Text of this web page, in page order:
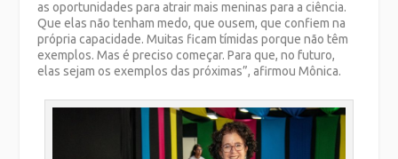
as oportunidades para atrair mais meninas para a ciência.
Que elas não tenham medo, que ousem, que confiem na
própria capacidade. Muitas ficam tímidas porque não têm
exemplos. Mas é preciso começar. Para que, no futuro,
elas sejam os exemplos das próximas”, afirmou Mônica.